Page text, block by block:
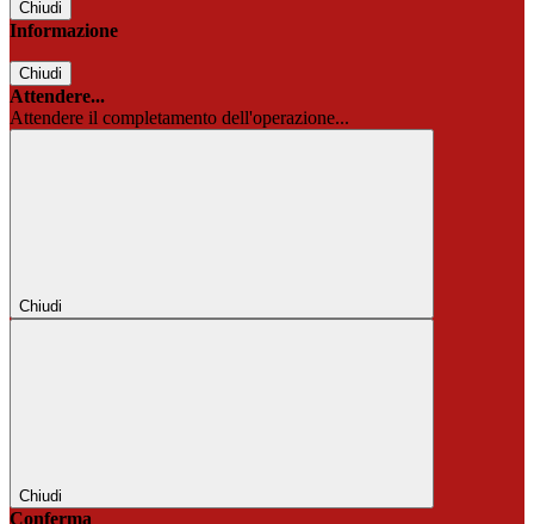
Chiudi
Informazione
Chiudi
Attendere...
Attendere il completamento dell'operazione...
Chiudi
Chiudi
Conferma